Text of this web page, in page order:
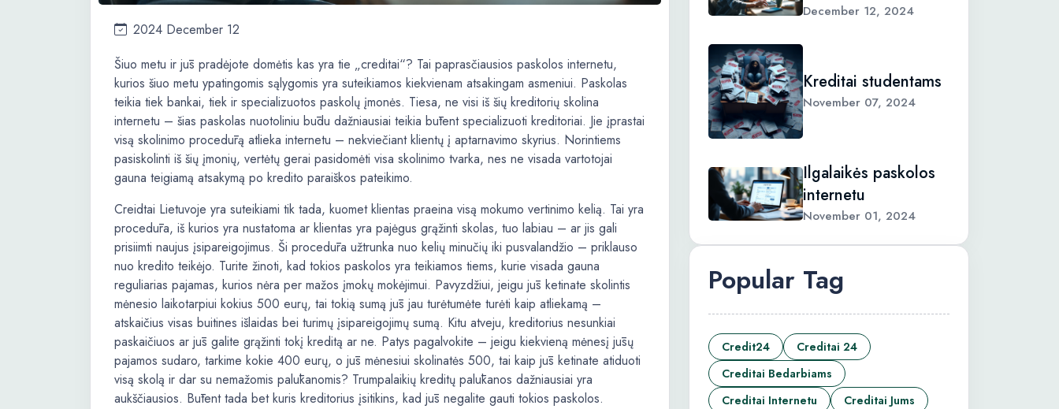
2024 December 12
Šiuo metu ir jūs pradėjote domėtis kas yra tie „creditai“? Tai paprasčiausios paskolos internetu,
kurios šiuo metu ypatingomis sąlygomis yra suteikiamos kiekvienam atsakingam asmeniui. Paskolas
teikia tiek bankai, tiek ir specializuotos paskolų įmonės. Tiesa, ne visi iš šių kreditorių skolina
internetu – šias paskolas nuotoliniu būdu dažniausiai teikia būtent specializuoti kreditoriai. Jie įprastai
visą skolinimo procedūrą atlieka internetu – nekviečiant klientų į aptarnavimo skyrius. Norintiems
pasiskolinti iš šių įmonių, vertėtų gerai pasidomėti visa skolinimo tvarka, nes ne visada vartotojai
gauna teigiamą atsakymą po kredito paraiškos pateikimo.
Creidtai Lietuvoje yra suteikiami tik tada, kuomet klientas praeina visą mokumo vertinimo kelią. Tai yra
procedūra, iš kurios yra nustatoma ar klientas yra pajėgus grąžinti skolas, tuo labiau – ar jis gali
prisiimti naujus įsipareigojimus. Ši procedūra užtrunka nuo kelių minučių iki pusvalandžio – priklauso
nuo kredito teikėjo. Turite žinoti, kad tokios paskolos yra teikiamos tiems, kurie visada gauna
reguliarias pajamas, kurios nėra per mažos įmokų mokėjimui. Pavyzdžiui, jeigu jūs ketinate skolintis
mėnesio laikotarpiui kokius 500 eurų, tai tokią sumą jūs jau turėtumėte turėti kaip atliekamą –
atskaičius visas buitines išlaidas bei turimų įsipareigojimų sumą. Kitu atveju, kreditorius nesunkiai
paskaičiuos ar jūs galite grąžinti tokį kreditą ar ne. Patys pagalvokite – jeigu kiekvieną mėnesį jūsų
pajamos sudaro, tarkime kokie 400 eurų, o jūs mėnesiui skolinatės 500, tai kaip jūs ketinate atiduoti
visą skolą ir dar su nemažomis palūkanomis? Trumpalaikių kreditų palūkanos dažniausiai yra
aukščiausios. Būtent tada bet kuris kreditorius įsitikins, kad jūs negalite gauti tokios paskolos.
December 12, 2024
Kreditai studentams
November 07, 2024
Ilgalaikės paskolos
internetu
November 01, 2024
Popular Tag
Credit24
Creditai 24
Creditai Bedarbiams
Creditai Internetu
Creditai Jums